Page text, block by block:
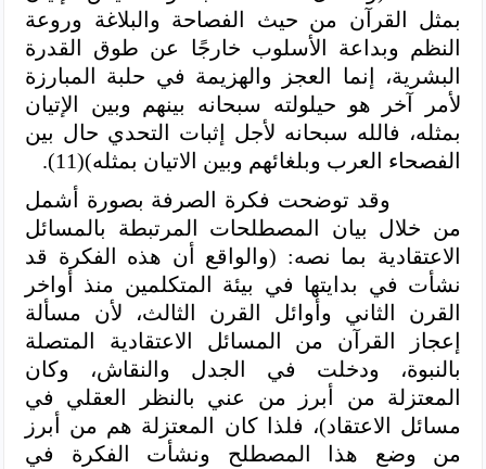
بمثل القرآن من حيث الفصاحة والبلاغة وروعة
النظم وبداعة الأسلوب خارجًا عن طوق القدرة
البشرية، إنما العجز والهزيمة في حلبة المبارزة
لأمر آخر هو حيلولته سبحانه بينهم وبين الإتيان
بمثله، فالله سبحانه لأجل إثبات التحدي حال بين
الفصحاء العرب وبلغائهم وبين الاتيان بمثله)(11).
وقد توضحت فكرة الصرفة بصورة أشمل
من خلال بيان المصطلحات المرتبطة بالمسائل
الاعتقادية بما نصه: (والواقع أن هذه الفكرة قد
نشأت في بدايتها في بيئة المتكلمين منذ أواخر
القرن الثاني وأوائل القرن الثالث، لأن مسألة
إعجاز القرآن من المسائل الاعتقادية المتصلة
بالنبوة، ودخلت في الجدل والنقاش، وكان
المعتزلة من أبرز من عني بالنظر العقلي في
مسائل الاعتقاد)، فلذا كان المعتزلة هم من أبرز
من وضع هذا المصطلح ونشأت الفكرة في